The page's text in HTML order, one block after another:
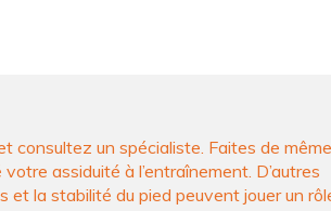
consultez un spécialiste. Faites de
assiduité à l’entraînement. D’autres
et la stabilité du pied peuvent jouer un